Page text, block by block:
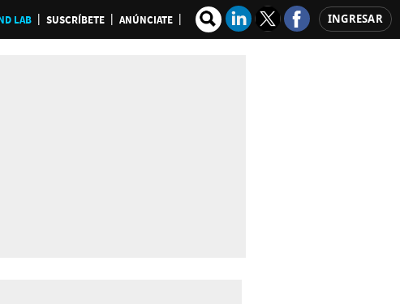
LAB SUSCRÍBETE ANÚNCIATE INGRESAR